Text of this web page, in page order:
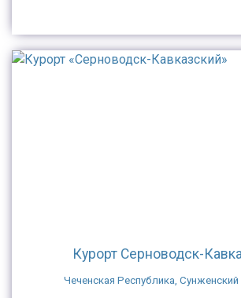
Курорт Серноводск-
Чеченская Республика, Сунженский